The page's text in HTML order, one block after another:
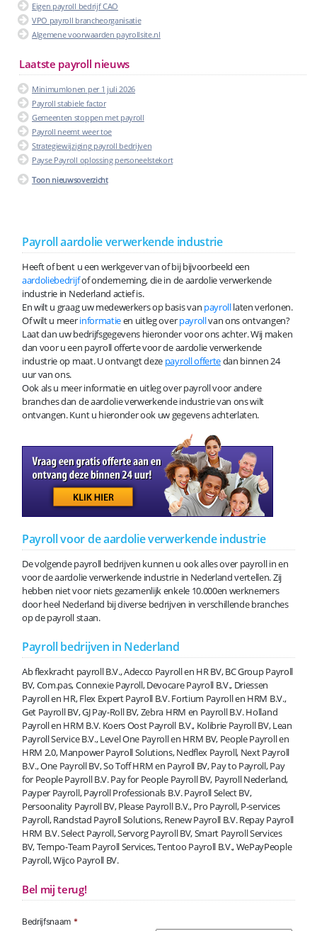
Eigen payroll bedrijf CAO
VPO payroll brancheorganisatie
Algemene voorwaarden payrollsite.nl
Laatste payroll nieuws
Minimumlonen per 1 juli 2026
Payroll stabiele factor
Gemeenten stoppen met payroll
Payroll neemt weer toe
Strategiewijziging payroll bedrijven
Payse Payroll oplossing personeelstekort
Toon nieuwsoverzicht
Payroll aardolie verwerkende industrie
Heeft of bent u een werkgever van of bij bijvoorbeeld een
aardoliebedrijfof onderneming, die in de aardolie verwerkende
industrie in Nederland actief is.
En wilt u graag uw medewerkers op basis van payrolllaten verlonen.
Of wilt u meerinformatieen uitleg overpayrollvan ons ontvangen?
Laat dan uw bedrijfsgegevens hieronder voor ons achter. Wij maken
dan voor u een payroll offerte voor de aardolie verwerkende
industrie op maat. U ontvangt deze payroll offertedan binnen 24
uur van ons.
Ook als u meer informatie en uitleg over payroll voor andere
branches dan de aardolie verwerkende industrie van ons wilt
ontvangen. Kunt u hieronder ook uw gegevens achterlaten.
Payroll voor de aardolie verwerkende industrie
De volgende payroll bedrijven kunnen u ook alles over payroll in en
voor de aardolie verwerkende industrie in Nederland vertellen. Zij
hebben niet voor niets gezamenlijk enkele 10.000en werknemers
door heel Nederland bij diverse bedrijven in verschillende branches
op de payroll staan.
Payroll bedrijven in Nederland
Ab flexkracht payroll B.V., Adecco Payroll en HR BV, BC Group Payroll
BV, Com.pas, Connexie Payroll, Devocare Payroll B.V., Driessen
Payroll en HR, Flex Expert Payroll B.V. Fortium Payroll en HRM B.V.,
Get Payroll BV, GJ Pay-Roll BV, Zebra HRM en Payroll B.V. Holland
Payroll en HRM B.V. Koers Oost Payroll B.V., Kolibrie Payroll BV, Lean
Payroll Service B.V., Level One Payroll en HRM BV, People Payroll en
HRM 2.0, Manpower Payroll Solutions, Nedflex Payroll, Next Payroll
B.V., One Payroll BV, So Toff HRM en Payroll BV, Pay to Payroll, Pay
for People Payroll B.V. Pay for People Payroll BV, Payroll Nederland,
Payper Payroll, Payroll Professionals B.V. Payroll Select BV,
Persoonality Payroll BV, Please Payroll B.V., Pro Payroll, P-services
Payroll, Randstad Payroll Solutions, Renew Payroll B.V. Repay Payroll
HRM B.V. Select Payroll, Servorg Payroll BV, Smart Payroll Services
BV, Tempo-Team Payroll Services, Tentoo Payroll B.V., WePayPeople
Payroll, Wijco Payroll BV.
Bel mij terug!
Bedrijfsnaam *